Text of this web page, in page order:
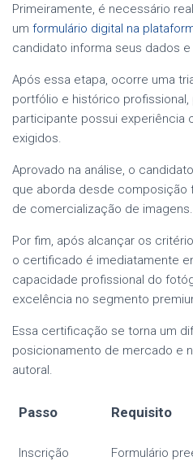
Primeiramente, é necessário
um formulário digital na
candidato informa seus dados
Após essa etapa, ocorre uma
portfólio e histórico
participante possui experiência
exigidos.
Aprovado na análise, o
que aborda desde
de comercialização de imagens.
Por fim, após alcançar os
o certificado é imediatamente
capacidade profissional do
excelência no segmento
Essa certificação se torna um
posicionamento de mercado e
autoral.
Passo Requisito
Inscrição Formulário